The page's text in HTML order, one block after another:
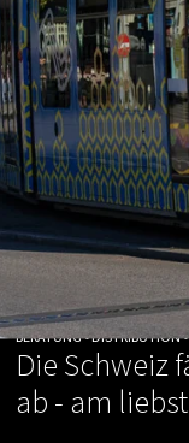
BERATUNG • DISTRIBUTION
Die Schweiz
ab - am